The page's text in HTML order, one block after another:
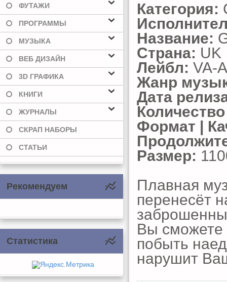
ФУТАЖИ
ПРОГРАММЫ
МУЗЫКА
ВЕБ ДИЗАЙН
3D ГРАФИКА
КНИГИ
ЖУРНАЛЫ
СКРАП НАБОРЫ
СТАТЬИ
Рекомендуем
Статистика
Категория:
Название:
Страна: UK
Лейбл: VA-
Жанр
Дата
Формат |
Размер:
Плавная
перенесёт
Вы сможете
побыть
нарушит